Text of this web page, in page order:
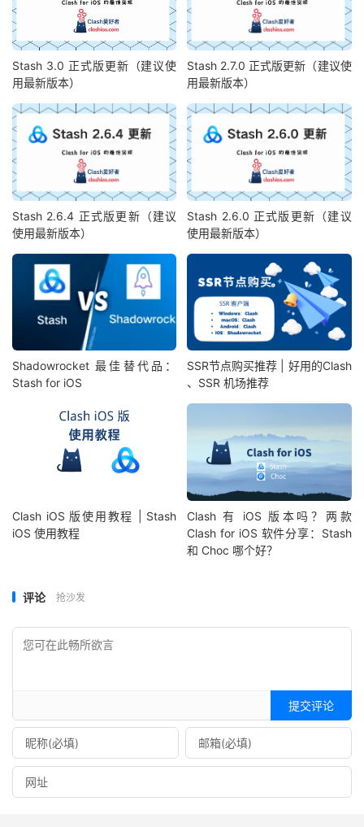
Stash 3.0 正式版更新（建议使
用最新版本）
Stash 2.7.0 正式版更新（建议使
用最新版本）
Stash 2.6.4 正式版更新（建议
使用最新版本）
Stash 2.6.0 正式版更新（建议
使用最新版本）
Shadowrocket 最佳替代品：
Stash for iOS
SSR节点购买推荐 | 好用的Clash
、SSR 机场推荐
Clash iOS 版使用教程 | Stash
iOS 使用教程
Clash 有 iOS 版本吗？两款
Clash for iOS 软件分享：Stash
和 Choc 哪个好？
评论 抢沙发
提交评论